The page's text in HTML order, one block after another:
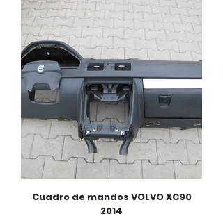
Cuadro de mandos VOLVO XC90
2014